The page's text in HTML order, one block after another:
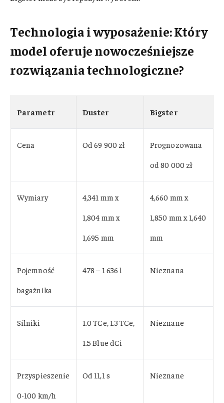
Technologia i wyposażenie: Który
model oferuje nowocześniejsze
rozwiązania technologiczne?
Parametr Duster Bigster
Cena Od 69 900 zł Prognozowana
od 80 000 zł
Wymiary 4,341 mm x
1,804 mm x
1,695 mm
4,660 mm x
1,850 mm x 1,640
mm
Pojemność
bagażnika
478 – 1 636 l Nieznana
Silniki 1.0 TCe, 1.3 TCe,
1.5 Blue dCi
Nieznane
Przyspieszenie
0-100 km/h
Od 11,1 s Nieznane